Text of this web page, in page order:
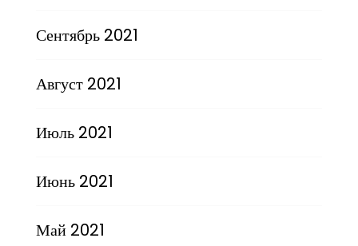
Сентябрь 2021
Август 2021
Июль 2021
Июнь 2021
Май 2021